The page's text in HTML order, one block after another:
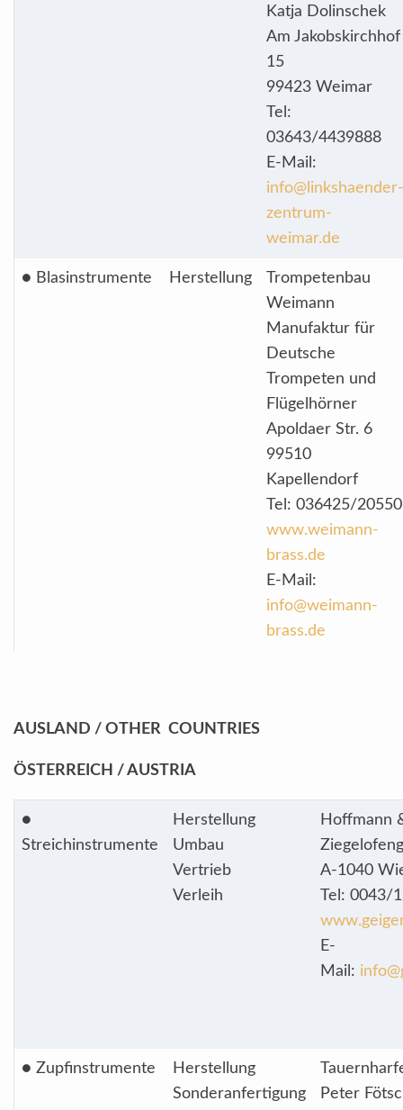
Katja Dolinschek
Am Jakobskirchhof
15
99423 Weimar
Tel:
03643/4439888
E-Mail:
info@linkshaender-
zentrum-
weimar.de
● Blasinstrumente Herstellung
Trompetenbau
Weimann
Manufaktur für
Deutsche
Trompeten und
Flügelhörner
Apoldaer Str. 6
99510
Kapellendorf
Tel: 036425/20550
www.weimann-
brass.de
E-Mail:
info@weimann-
brass.de
AUSLAND / OTHER COUNTRIES
ÖSTERREICH / AUSTRIA
●
Streichinstrumente
Herstellung
Umbau
Vertrieb
Verleih
Hoffmann
A-1040
Tel: 0043/
E-
Mail:
● Zupfinstrumente
Herstellung
Sonderanfertigung
Peter